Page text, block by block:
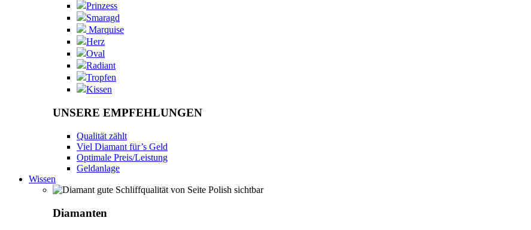
Prinzess
Smaragd
Marquise
Herz
Oval
Radiant
Tropfen
Kissen
UNSERE EMPFEHLUNGEN
Qualität zählt
Viel Diamant für’s Geld
Optimale Preis/Leistung
Geldanlage
Wissen
Diamanten